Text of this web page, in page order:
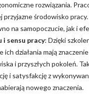
rozwiązania.
przyjazne środowisko
na samopoczucie, jak i
i sensu pracy: Dzięki
ich działania mają
i przyszłych pokoleń.
i satysfakcję z
nowego znaczenia.